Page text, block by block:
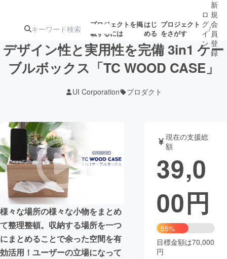
プロジェクトを掲
載するには
はじ
める
プロジェクト
をさがす
ジェクト
募集終了が近いプ
ロジェクト
アート・写真 音楽
テクノロジー・ガジェット ゲーム・
映像・映画 書籍・雑誌
ビジネス・起業 チャレンジ
まちづくり・地域活性化
ロ
グ
イ
ン
/
新
規
会
員
登
録
デザイン性と実用性を完備 3in1 ケー
ブルボックス「TC WOOD CASE」
UI Corporation プロダクト
様々な場所の様々な小物をまとめ
て整理整頓。収納する場所を一つ
にまとめることで余った空間を有
効活用！ユーザーの立場になって
現在の支援総
額
39,0
00円
55%
目標金額は70,000
円